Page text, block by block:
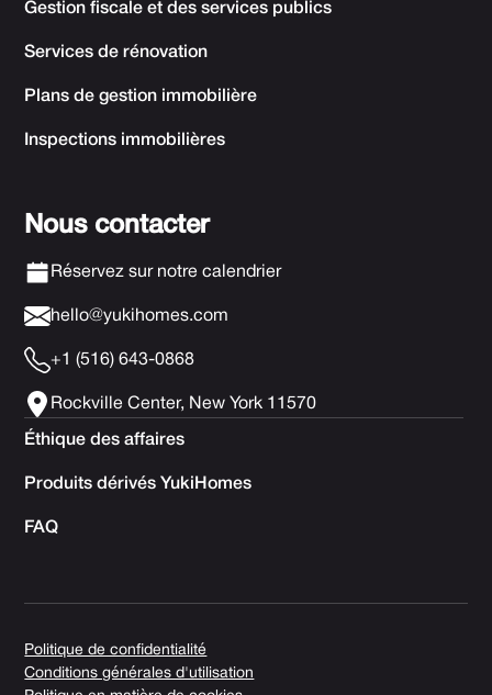
Gestion fiscale et des services publics
Services de rénovation
Plans de gestion immobilière
Inspections immobilières
Nous contacter
Réservez sur notre calendrier
hello@yukihomes.com
+1 (516) 643-0868
Rockville Center, New York 11570
Éthique des affaires
Produits dérivés YukiHomes
FAQ
Politique de confidentialité
Conditions générales d'utilisation